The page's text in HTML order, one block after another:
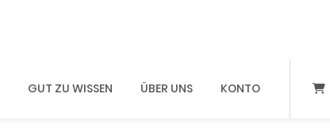
GUT ZU WISSEN ÜBER UNS KONTO